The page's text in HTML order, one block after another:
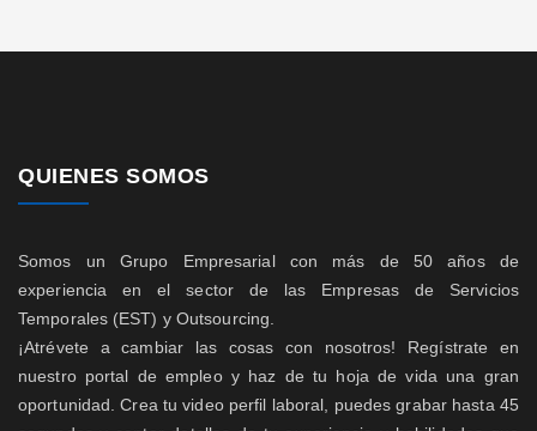
QUIENES SOMOS
Somos un Grupo Empresarial con más de 50 años de
experiencia en el sector de las Empresas de Servicios
Temporales (EST) y Outsourcing.
¡Atrévete a cambiar las cosas con nosotros! Regístrate en
nuestro portal de empleo y haz de tu hoja de vida una gran
oportunidad. Crea tu video perfil laboral, puedes grabar hasta 45